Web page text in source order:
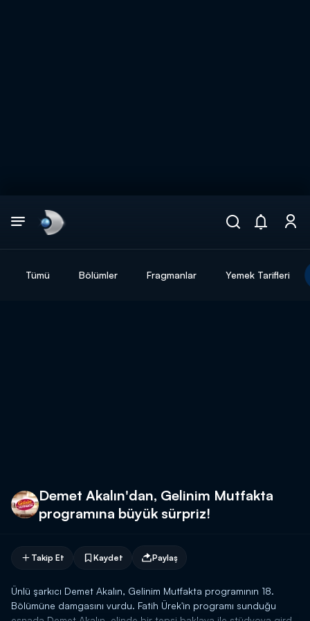
Tümü Bölümler Fragmanlar Yemek Tarifleri
Demet Akalın'dan, Gelinim Mutfakta
programına büyük sürpriz!
Takip Et Kaydet Paylaş
Ünlü şarkıcı Demet Akalın, Gelinim Mutfakta programının 18.
Bölümüne damgasını vurdu. Fatih Ürek'in programı sunduğu